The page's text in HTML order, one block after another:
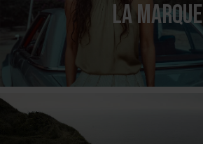
LA MARQUE